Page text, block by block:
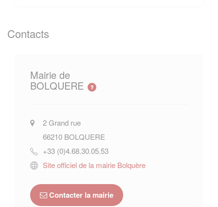
Contacts
Mairie de
BOLQUERE
2 Grand rue
66210 BOLQUERE
+33 (0)4.68.30.05.53
Site officiel de la mairie Bolquère
Contacter la mairie